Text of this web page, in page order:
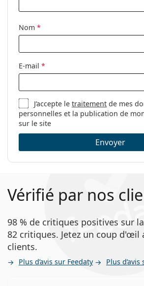
Étui:
Oui
Sexe:
Pour hommes
Catégorie:
Lunettes de vue
Marque:
Police
Code:
Nom *
E-mail *
J’accepte letraitement de mes
personnelles et la publication de
sur le site
Envoyer
Vérifié par nos
98 % de critiques positives sur
82 critiques. Jetez un coup d'œil
clients.
Plus d’avis sur Feedaty Plus d’avis